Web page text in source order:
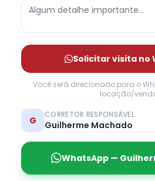
Solicitar visita no
Você será direcionado para o
locação/
G
CORRETOR RESPONSÁVEL
Guilherme Machado
WhatsApp —